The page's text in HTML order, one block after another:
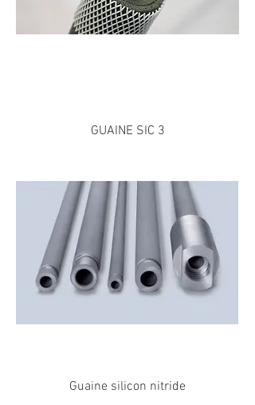
GUAINE SIC 3
Guaine silicon nitride